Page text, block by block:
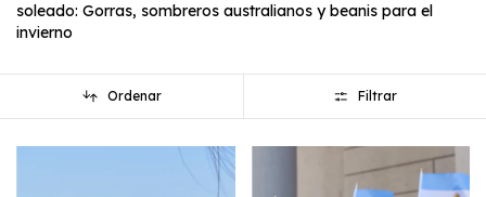
soleado: Gorras, sombreros australianos y beanis para el
invierno
Ordenar Filtrar